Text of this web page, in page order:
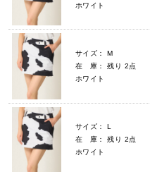
ホワイト
サイズ： M
在 庫： 残り 2点
ホワイト
サイズ： L
在 庫： 残り 2点
ホワイト